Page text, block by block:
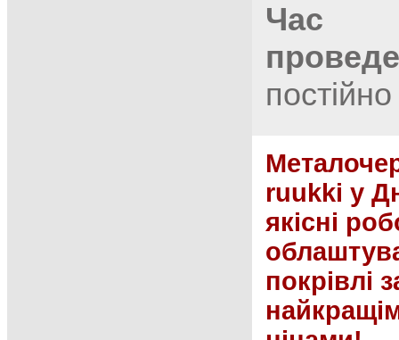
Час
постійно
ruukki у
якісні
покрівлі